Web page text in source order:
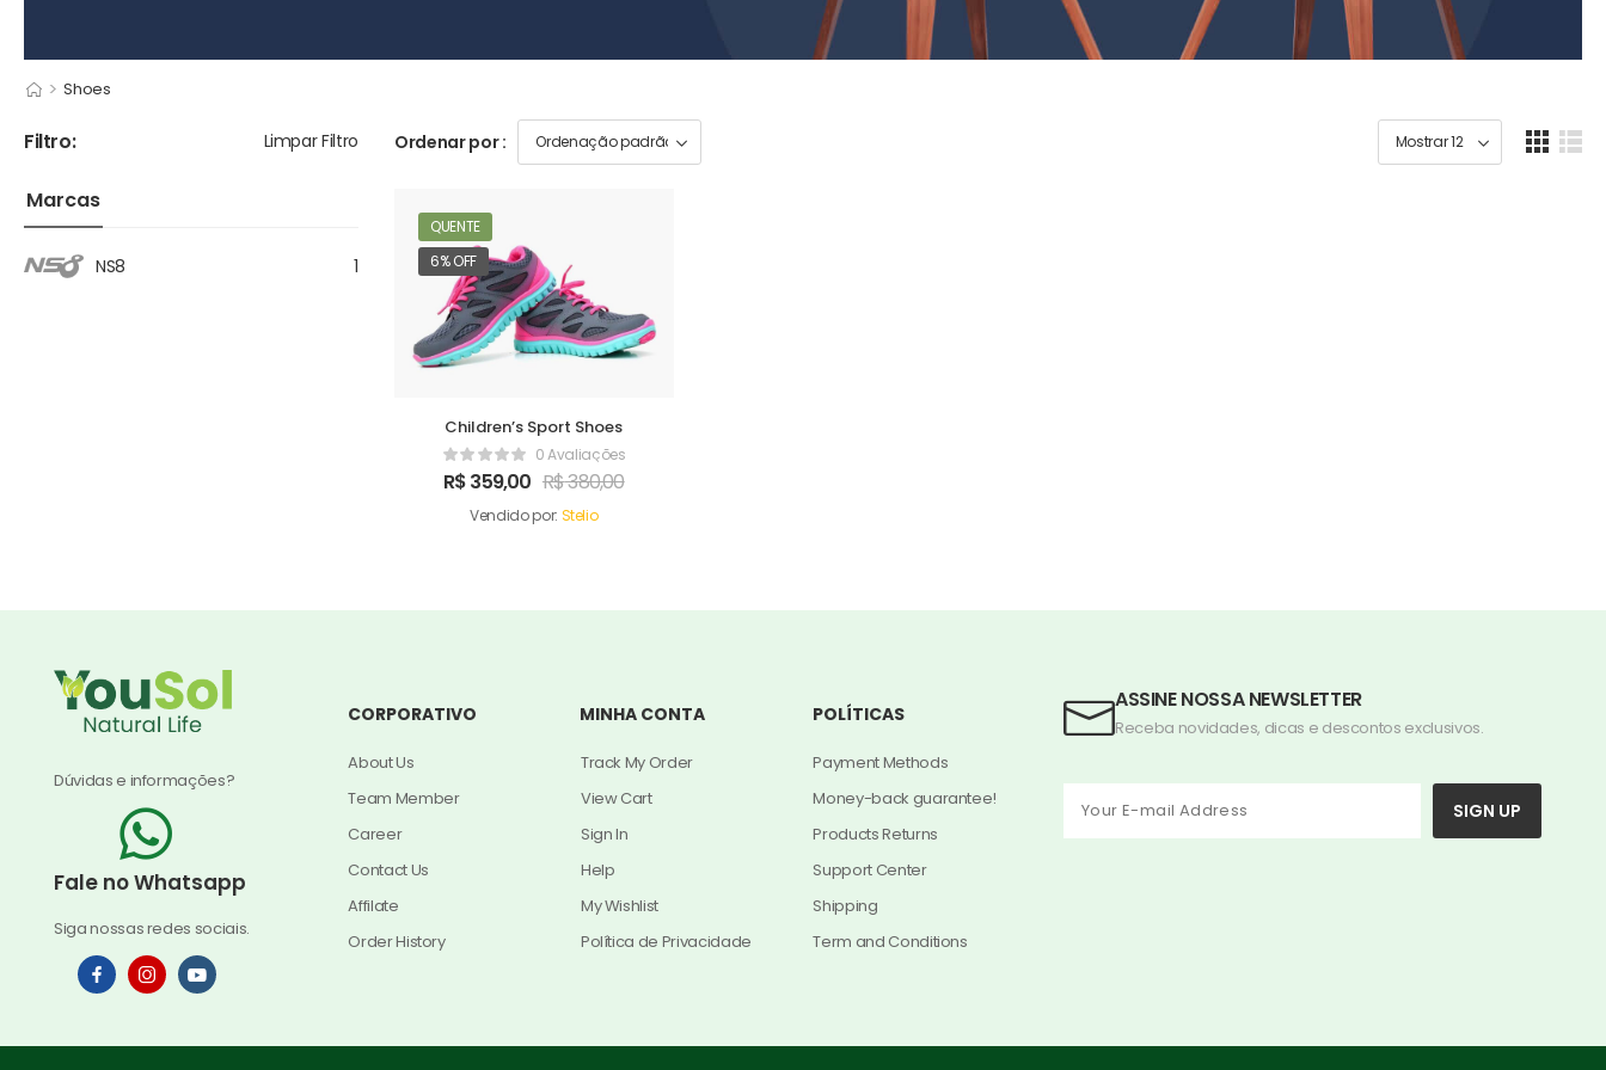
> Shoes
Filtro: Limpar Filtro
Marcas
NS8 1
Ordenar por :
QUENTE
6% OFF
Children’s Sport Shoes
0 Avaliações
R$359,00 R$380,00
Vendido por: Stelio
ASSINE NOSSA NEWSLETTER
Receba novidades, dicas e descontos exclusivos.
SIGN UP
Dúvidas e informações?
Fale no Whatsapp
Siga nossas redes sociais.
CORPORATIVO
About Us
Team Member
Career
Contact Us
Affilate
Order History
MINHA CONTA
Track My Order
View Cart
Sign In
Help
My Wishlist
Política de Privacidade
POLÍTICAS
Payment Methods
Money-back guarantee!
Products Returns
Support Center
Shipping
Term and Conditions